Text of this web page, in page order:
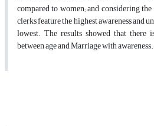
compared to women; and considering
clerks feature the highest awareness and
lowest. The results showed that there
between age and Marriage with awareness.